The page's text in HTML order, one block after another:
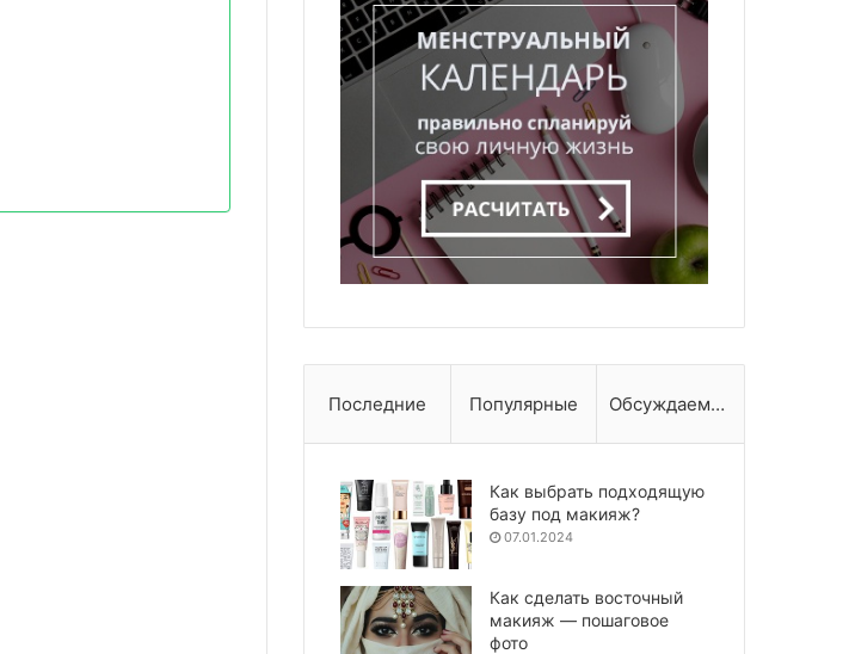
Последние Популярные Обсуждаемые
Как выбрать подходящую
базу под макияж?
07.01.2024
Как сделать восточный
макияж — пошаговое
фото